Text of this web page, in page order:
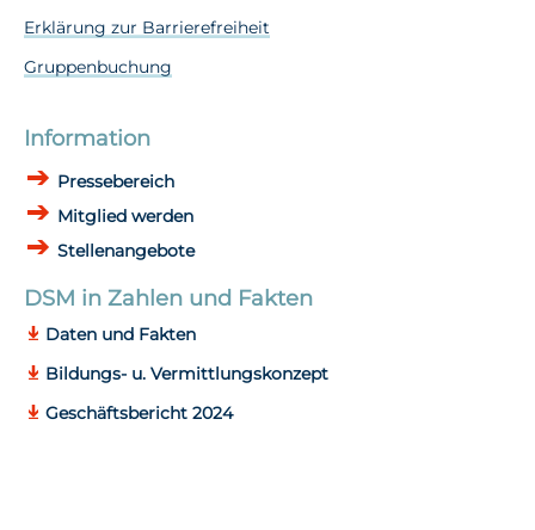
Erklärung zur Barrierefreiheit
Gruppenbuchung
Information
Pressebereich
Mitglied werden
Stellenangebote
DSM in Zahlen und Fakten
Daten und Fakten
Bildungs- u. Vermittlungskonzept
Geschäftsbericht 2024